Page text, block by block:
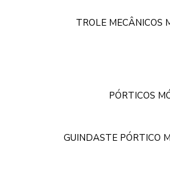
TROLE MECÂNICOS
PÓRTICOS
GUINDASTE PÓRTICO